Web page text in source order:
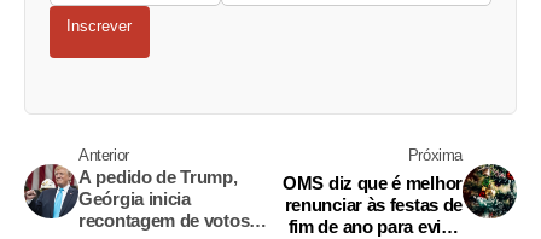
Inscrever
Anterior
A pedido de Trump,
Geórgia inicia
recontagem de votos
Próxima
OMS diz que é melhor
renunciar às festas de
fim de ano para evitar